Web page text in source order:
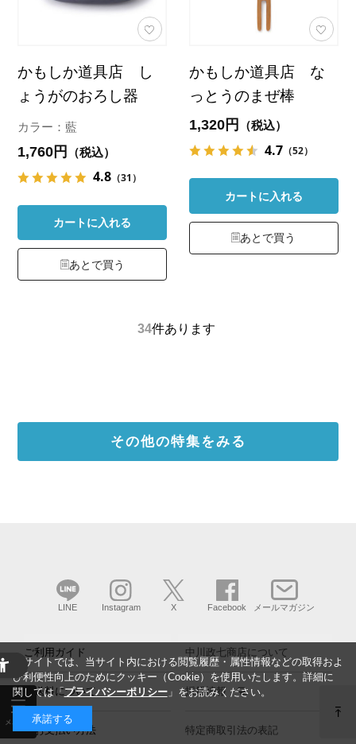
かもしか道具店 し
ょうがのおろし器
カラー：藍
1,760円 （税込）
4.8 （31）
カートに入れる
あとで買う
かもしか道具店 な
っとうのまぜ棒
1,320円 （税込）
4.7 （52）
カートに入れる
あとで買う
34件あります
その他の特集をみる
LINE Instagram X Facebook メールマガジン
ご利用ガイド
└ 送料について
└ お支払い方法
中川政七商店について
採用情報
特定商取引法の表記
当サイトでは、当サイト内における閲覧履歴・属性情報などの取得およ
び利便性向上のためにクッキー（Cookie）を使用いたします。詳細に
関しては「プライバシーポリシー」をお読みください。
承諾する